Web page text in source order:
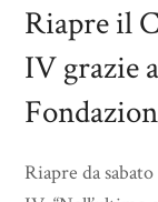
Riapre il
IV grazie
Riapre da